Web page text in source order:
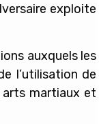
exploite
auxquels les
l’utilisation de
arts martiaux et